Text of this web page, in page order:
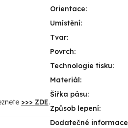
>>> ZDE.
Orientace:
Umístění:
Tvar:
Povrch:
Technologie tisku:
Materiál:
Šířka pásu:
Způsob lepení:
Dodatečné informace